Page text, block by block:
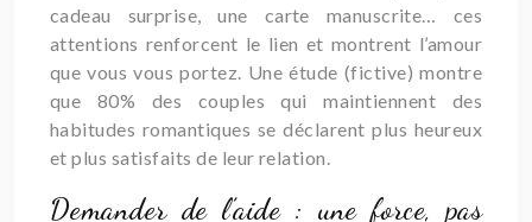
cadeau surprise, une carte manuscrite… ces
attentions renforcent le lien et montrent l’amour
que vous vous portez. Une étude (fictive) montre
que 80% des couples qui maintiennent des
habitudes romantiques se déclarent plus heureux
et plus satisfaits de leur relation.
Demander de l’aide : une force, pas